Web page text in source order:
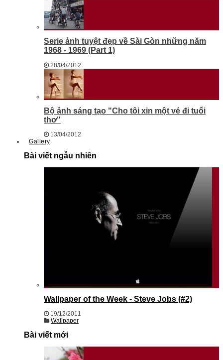
Serie ảnh tuyệt đẹp về Sài Gòn những năm
1968 - 1969 (Part 1)
28/04/2012
Bộ ảnh sáng tạo "Cho tôi xin một vé đi tuổi
thơ"
13/04/2012
Gallery
Bài viết ngẫu nhiên
Wallpaper of the Week - Steve Jobs (#2)
19/12/2011
Wallpaper
Bài viết mới